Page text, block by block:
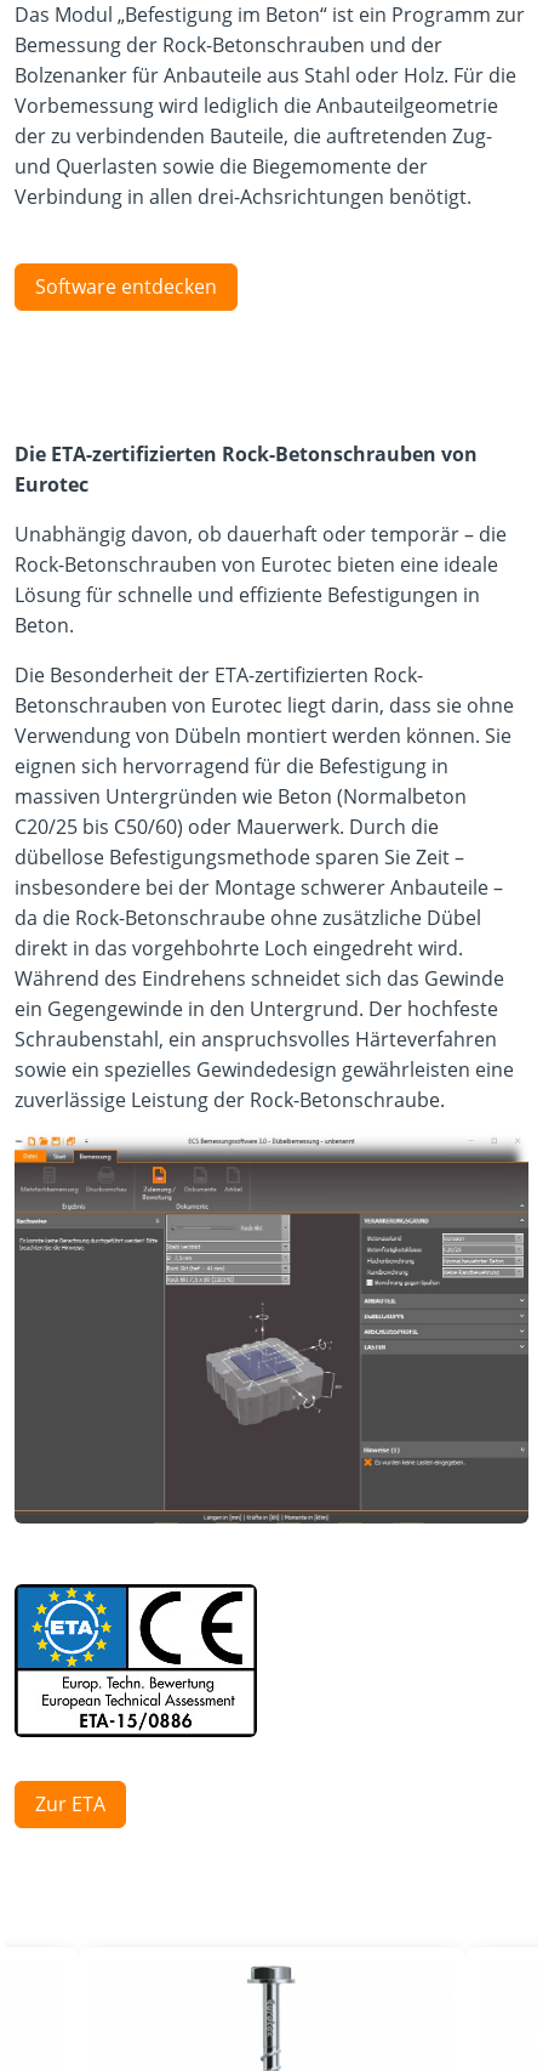
Das Modul „Befestigung im Beton“ ist ein Programm zur
Bemessung der Rock-Betonschrauben und der
Bolzenanker für Anbauteile aus Stahl oder Holz. Für die
Vorbemessung wird lediglich die Anbauteilgeometrie
der zu verbindenden Bauteile, die auftretenden Zug-
und Querlasten sowie die Biegemomente der
Verbindung in allen drei-Achsrichtungen benötigt.
Software entdecken
Die ETA-zertifizierten Rock-Betonschrauben von
Eurotec
Unabhängig davon, ob dauerhaft oder temporär – die
Rock-Betonschrauben von Eurotec bieten eine ideale
Lösung für schnelle und effiziente Befestigungen in
Beton.
Die Besonderheit der ETA-zertifizierten Rock-
Betonschrauben von Eurotec liegt darin, dass sie ohne
Verwendung von Dübeln montiert werden können. Sie
eignen sich hervorragend für die Befestigung in
massiven Untergründen wie Beton (Normalbeton
C20/25 bis C50/60) oder Mauerwerk. Durch die
dübellose Befestigungsmethode sparen Sie Zeit –
insbesondere bei der Montage schwerer Anbauteile –
da die Rock-Betonschraube ohne zusätzliche Dübel
direkt in das vorgehbohrte Loch eingedreht wird.
Während des Eindrehens schneidet sich das Gewinde
ein Gegengewinde in den Untergrund. Der hochfeste
Schraubenstahl, ein anspruchsvolles Härteverfahren
sowie ein spezielles Gewindedesign gewährleisten eine
zuverlässige Leistung der Rock-Betonschraube.
Zur ETA